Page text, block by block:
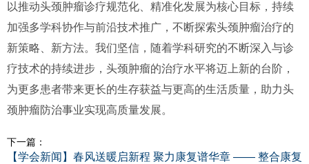
以推动头颈肿瘤诊疗规范化、精准化发展为核心目标，持续
加强多学科协作与前沿技术推广，不断探索头颈肿瘤治疗的
新策略、新方法。我们坚信，随着学科研究的不断深入与诊
疗技术的持续进步，头颈肿瘤的治疗水平将迈上新的台阶，
为更多患者带来更长的生存获益与更高的生活质量，助力头
颈肿瘤防治事业实现高质量发展。
下一篇：
【学会新闻】春风送暖启新程 聚力康复谱华章 —— 整合康复